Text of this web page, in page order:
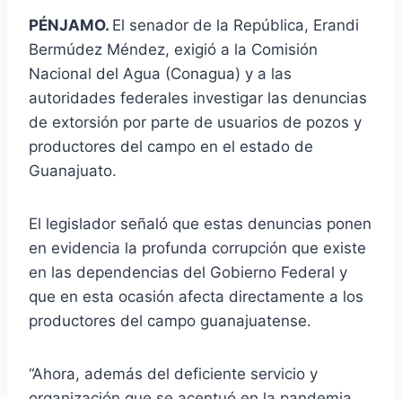
PÉNJAMO. El senador de la República, Erandi
Bermúdez Méndez, exigió a la Comisión
Nacional del Agua (Conagua) y a las
autoridades federales investigar las denuncias
de extorsión por parte de usuarios de pozos y
productores del campo en el estado de
Guanajuato.
El legislador señaló que estas denuncias ponen
en evidencia la profunda corrupción que existe
en las dependencias del Gobierno Federal y
que en esta ocasión afecta directamente a los
productores del campo guanajuatense.
“Ahora, además del deficiente servicio y